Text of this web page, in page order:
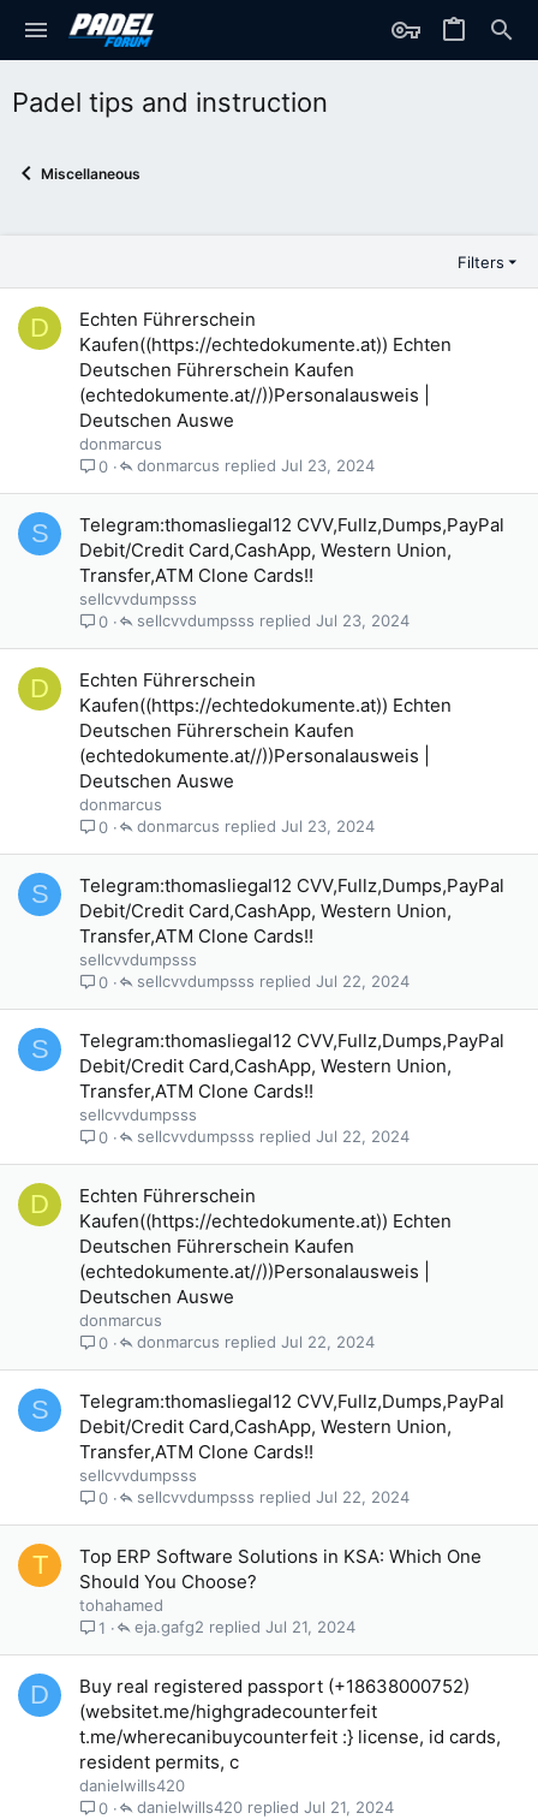
Padel tips and instruction
Miscellaneous
Filters
D
Echten Führerschein
Kaufen((https://echtedokumente.at)) Echten
Deutschen Führerschein Kaufen
(echtedokumente.at//))Personalausweis |
Deutschen Auswe
donmarcus
0
Jul 23, 2024
donmarcus
S
Telegram:thomasliegal12 CVV,Fullz,Dumps,PayPal
Debit/Credit Card,CashApp, Western Union,
Transfer,ATM Clone Cards!!
sellcvvdumpsss
0
Jul 23, 2024
sellcvvdumpsss
D
Echten Führerschein
Kaufen((https://echtedokumente.at)) Echten
Deutschen Führerschein Kaufen
(echtedokumente.at//))Personalausweis |
Deutschen Auswe
donmarcus
0
Jul 23, 2024
donmarcus
S
Telegram:thomasliegal12 CVV,Fullz,Dumps,PayPal
Debit/Credit Card,CashApp, Western Union,
Transfer,ATM Clone Cards!!
sellcvvdumpsss
0
Jul 22, 2024
sellcvvdumpsss
S
Telegram:thomasliegal12 CVV,Fullz,Dumps,PayPal
Debit/Credit Card,CashApp, Western Union,
Transfer,ATM Clone Cards!!
sellcvvdumpsss
0
Jul 22, 2024
sellcvvdumpsss
D
Echten Führerschein
Kaufen((https://echtedokumente.at)) Echten
Deutschen Führerschein Kaufen
(echtedokumente.at//))Personalausweis |
Deutschen Auswe
donmarcus
0
Jul 22, 2024
donmarcus
S
Telegram:thomasliegal12 CVV,Fullz,Dumps,PayPal
Debit/Credit Card,CashApp, Western Union,
Transfer,ATM Clone Cards!!
sellcvvdumpsss
0
Jul 22, 2024
sellcvvdumpsss
T
Top ERP Software Solutions in KSA: Which One
Should You Choose?
tohahamed
1
Jul 21, 2024
eja.gafg2
D
Buy real registered passport (+18638000752)
(websitet.me/highgradecounterfeit
t.me/wherecanibuycounterfeit :} license, id cards,
resident permits, c
danielwills420
0
Jul 21, 2024
danielwills420